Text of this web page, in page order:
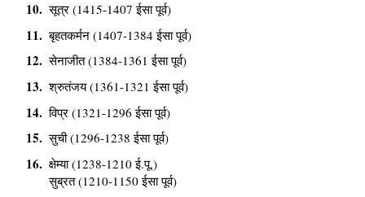
सूत्र (1415-1407 ईसा पूर्व)
बृहतकर्मन (1407-1384 ईसा पूर्व)
सेनाजीत (1384-1361 ईसा पूर्व)
श्रुतंजय (1361-1321 ईसा पूर्व)
विप्र (1321-1296 ईसा पूर्व)
सुची (1296-1238 ईसा पूर्व)
क्षेम्या (1238-1210 ई.पू.)
सुब्रत (1210-1150 ईसा पूर्व)